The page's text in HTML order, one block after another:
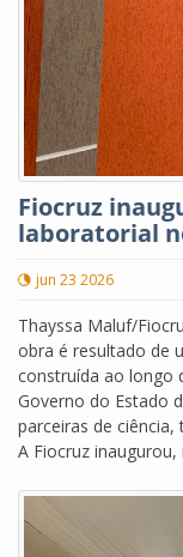
Fiocruz
laboratorial
jun 23 2026
Thayssa Maluf/
obra é resultado de
construída ao longo
Governo do Estado
parceiras de
A Fiocruz